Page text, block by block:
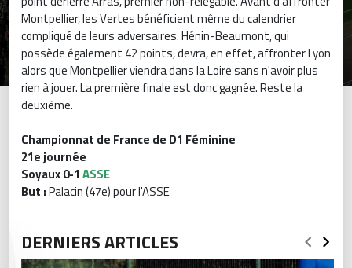
Montpellier, les Vertes bénéficient même du calendrier
compliqué de leurs adversaires. Hénin-Beaumont, qui
possède également 42 points, devra, en effet, affronter Lyon
alors que Montpellier viendra dans la Loire sans n'avoir plus
rien à jouer. La première finale est donc gagnée. Reste la
deuxième.
Championnat de France de D1 Féminine
21e journée
Soyaux 0-1 ASSE
But :Palacin (47e) pour l'ASSE
DERNIERS ARTICLES